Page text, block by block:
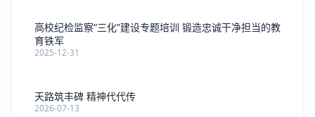
高校纪检监察“三化”建设专题培训 锻造忠诚干净担当的教
育铁军
2025-12-31
天路筑丰碑 精神代代传
2026-07-13